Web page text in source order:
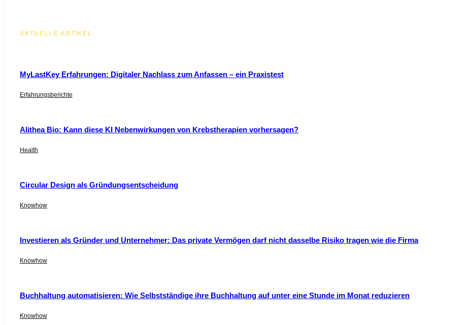
AKTUELLE ARTIKEL
MyLastKey Erfahrungen: Digitaler Nachlass zum Anfassen – ein Praxistest
Erfahrungsberichte
Alithea Bio: Kann diese KI Nebenwirkungen von Krebstherapien vorhersagen?
Health
Circular Design als Gründungsentscheidung
Knowhow
Investieren als Gründer und Unternehmer: Das private Vermögen darf nicht dasselbe Risiko tragen wie die Firma
Knowhow
Buchhaltung automatisieren: Wie Selbstständige ihre Buchhaltung auf unter eine Stunde im Monat reduzieren
Knowhow